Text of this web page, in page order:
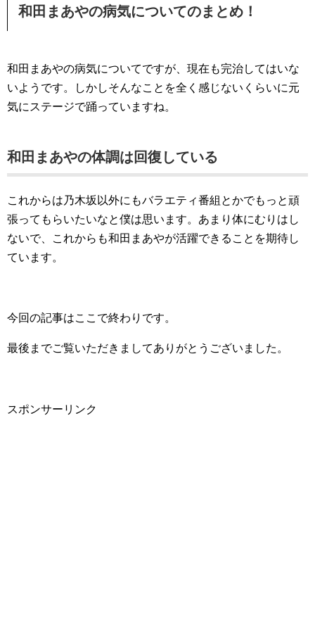
和田まあやの病気についてのまとめ！
和田まあやの病気についてですが、現在も完治してはいな
いようです。しかしそんなことを全く感じないくらいに元
気にステージで踊っていますね。
和田まあやの体調は回復している
これからは乃木坂以外にもバラエティ番組とかでもっと頑
張ってもらいたいなと僕は思います。あまり体にむりはし
ないで、これからも和田まあやが活躍できることを期待し
ています。
今回の記事はここで終わりです。
最後までご覧いただきましてありがとうございました。
スポンサーリンク